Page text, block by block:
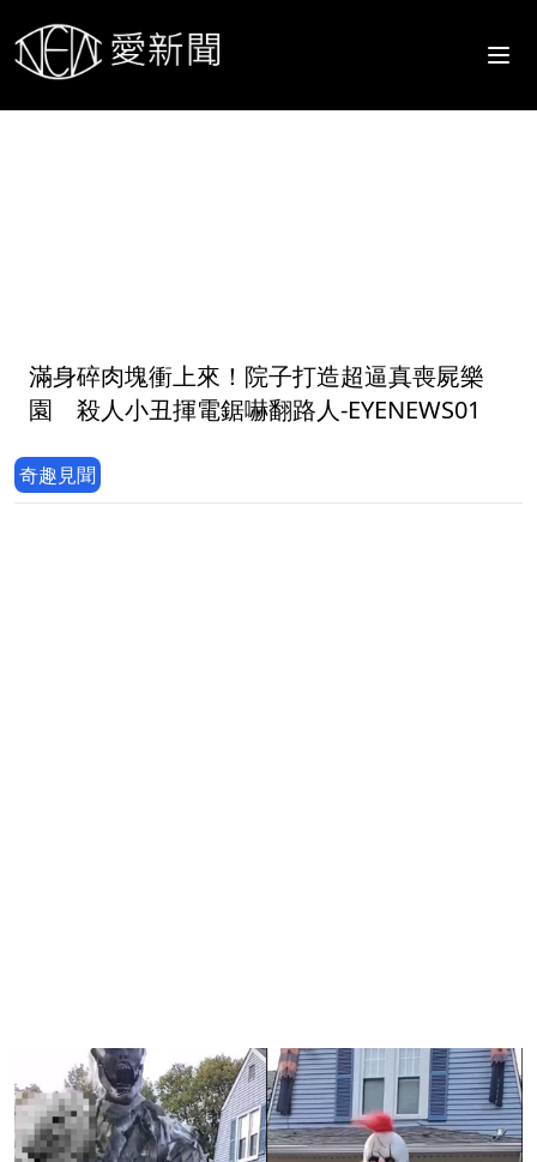
滿身碎肉塊衝上來！院子打造超逼真喪屍樂
園 殺人小丑揮電鋸嚇翻路人-EYENEWS01
奇趣見聞